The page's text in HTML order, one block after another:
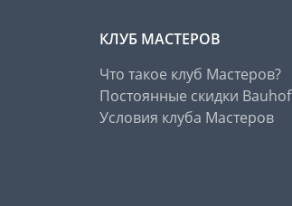
КЛУБ МАСТЕРОВ
Что такое клуб Мастеров?
Постоянные скидки Bauhof
Условия клуба Мастеров